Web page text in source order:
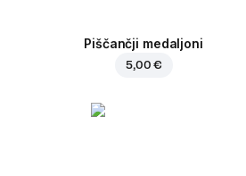
Piščančji medaljoni
5,00 €